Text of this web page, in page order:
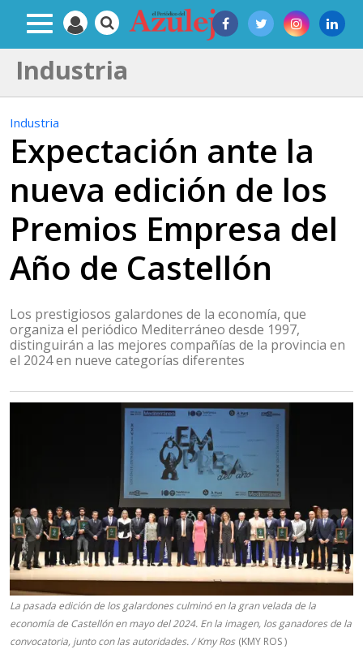
Industria
Industria
Expectación ante la
nueva edición de los
Premios Empresa del
Año de Castellón
Los prestigiosos galardones de la economía, que
organiza el periódico Mediterráneo desde 1997,
distinguirán a las mejores compañías de la provincia en
el 2024 en nueve categorías diferentes
La pasada edición de los galardones culminó en la gran velada de la
economía de Castellón en mayo del 2024. En la imagen, los ganadores de la
convocatoria, junto con las autoridades. / Kmy Ros (KMY ROS )